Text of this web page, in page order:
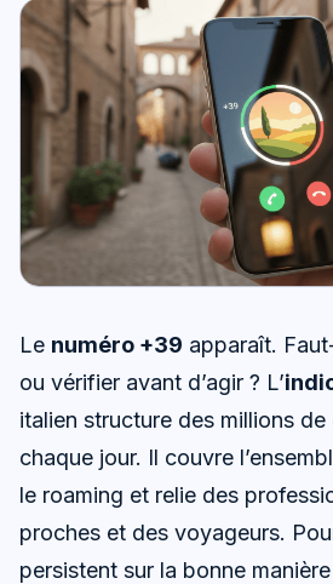
Le numéro +39 apparaît.
ou vérifier avant d’agir ? L’
italien structure des millions
chaque jour. Il couvre
le roaming et relie des
proches et des voyageurs.
persistent sur la bonne